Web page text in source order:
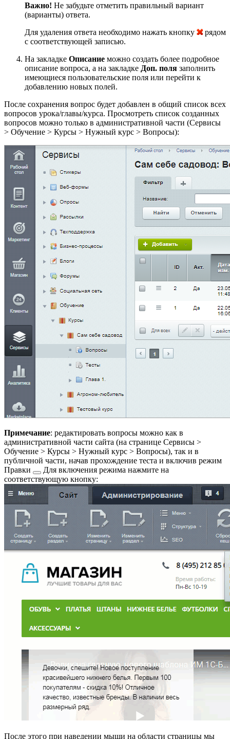
Важно! Не забудьте отметить правильный вариант
(варианты) ответа.
Для удаления ответа необходимо нажать кнопку
рядом
с соответствующей записью.
На закладке Описание можно создать более подробное
описание вопроса, а на закладке Доп. поля заполнить
имеющиеся пользовательские поля или перейти к
добавлению новых полей.
После сохранения вопрос будет добавлен в общий список всех
вопросов урока/главы/курса. Просмотреть список созданных
вопросов можно только в административной части (Сервисы
> Обучение > Курсы > Нужный курс > Вопросы):
Примечание: редактировать вопросы можно как в
административной части сайта (на странице Сервисы >
Обучение > Курсы > Нужный курс > Вопросы), так и в
публичной части, начав прохождение теста и включив режим
Правки
Для включения режима нажмите на
соответствующую кнопку:
После этого при наведении мыши на области страницы мы